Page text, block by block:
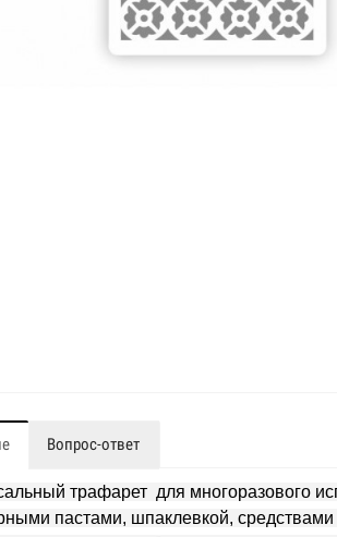
Вопрос-ответ
трафарет для многоразового
пастами, шпаклевкой,